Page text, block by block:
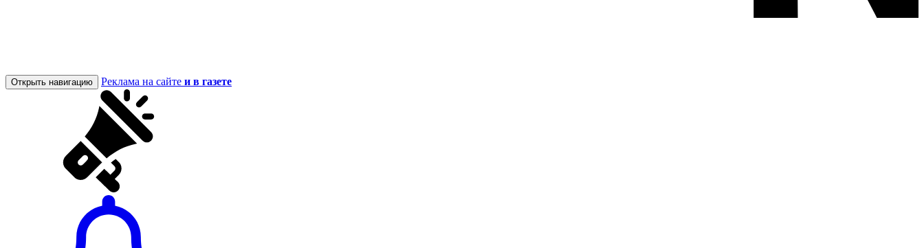
Открыть навигацию Реклама на сайте и в газете